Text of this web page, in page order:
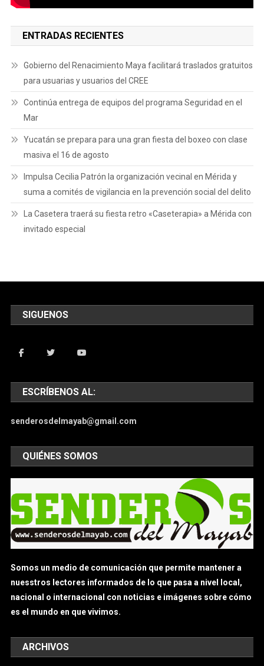
ENTRADAS RECIENTES
Gobierno del Renacimiento Maya facilitará traslados gratuitos
para usuarias y usuarios del CREE
Continúa entrega de equipos del programa Seguridad en el
Mar
Yucatán se prepara para una gran fiesta del boxeo con clase
masiva el 16 de agosto
Impulsa Cecilia Patrón la organización vecinal en Mérida y
suma a comités de vigilancia en la prevención social del delito
La Casetera traerá su fiesta retro «Caseterapia» a Mérida con
invitado especial
SIGUENOS
ESCRÍBENOS AL:
senderosdelmayab@gmail.com
QUIÉNES SOMOS
Somos un medio de comunicación que permite mantener a
nuesstros lectores informados de lo que pasa a nivel local,
nacional o internacional con noticias e imágenes sobre cómo
es el mundo en que vivimos.
ARCHIVOS